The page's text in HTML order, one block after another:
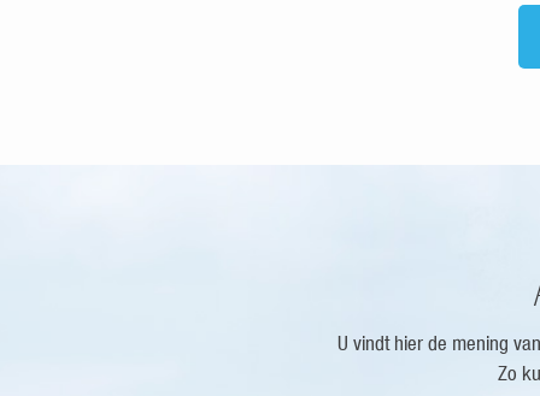
U vindt hier de mening
Zo